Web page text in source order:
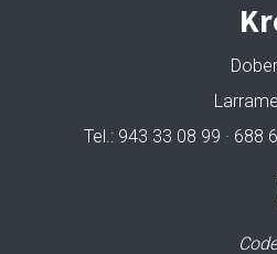
Tel.: 943 33 08 99 · 688